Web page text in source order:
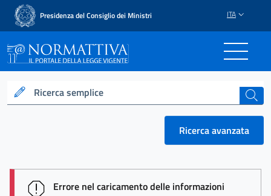
Presidenza del Consiglio dei Ministri ITA
Normattiva - Il portale
Ricerca semplice cerca
Ricerca avanzata
session id: ArGxmcGMxycAIXlUX-ZT-
Errore nel caricamento delle informazioni